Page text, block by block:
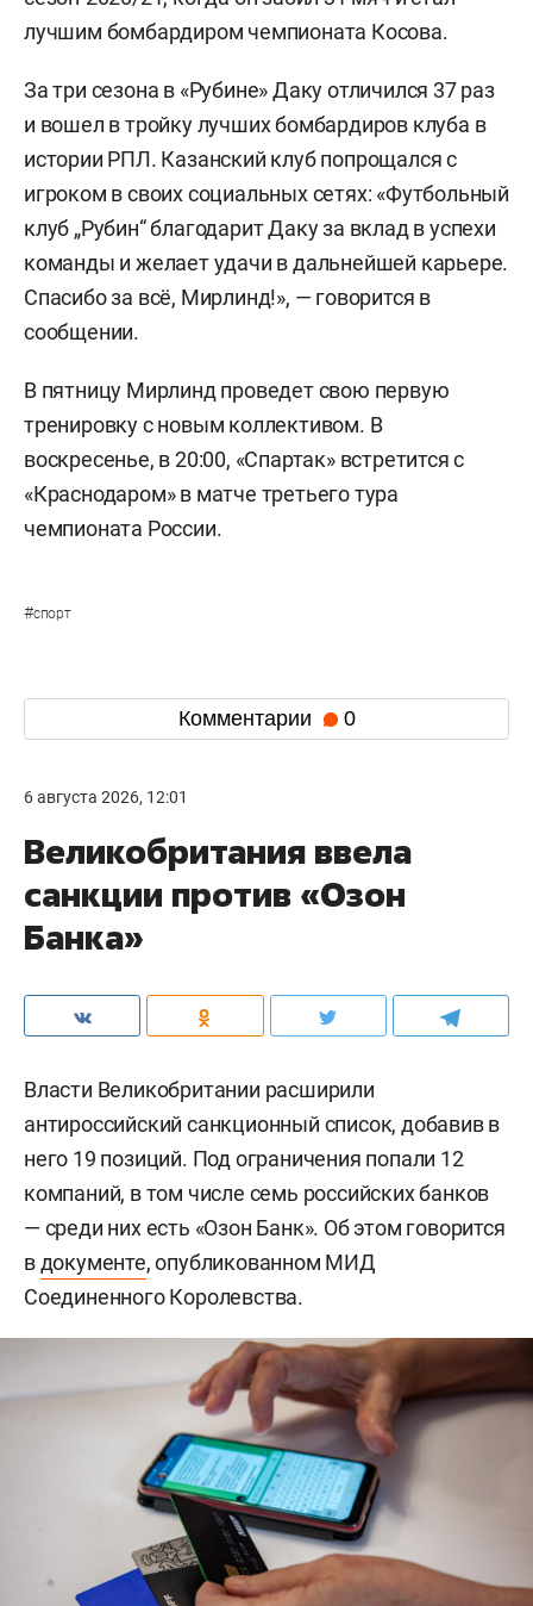
лучшим бомбардиром чемпионата Косова.
За три сезона в «Рубине» Даку отличился 37 раз
и вошел в тройку лучших бомбардиров клуба в
истории РПЛ. Казанский клуб попрощался с
игроком в своих социальных сетях: «Футбольный
клуб „Рубин“ благодарит Даку за вклад в успехи
команды и желает удачи в дальнейшей карьере.
Спасибо за всё, Мирлинд!», — говорится в
сообщении.
В пятницу Мирлинд проведет свою первую
тренировку с новым коллективом. В
воскресенье, в 20:00, «Спартак» встретится с
«Краснодаром» в матче третьего тура
чемпионата России.
#спорт
Комментарии 0
6 августа 2026, 12:01
Великобритания ввела
санкции против «Озон
Банка»
Власти Великобритании расширили
антироссийский санкционный список, добавив в
него 19 позиций. Под ограничения попали 12
компаний, в том числе семь российских банков
— среди них есть «Озон Банк». Об этом говорится
вдокументе, опубликованном МИД
Соединенного Королевства.